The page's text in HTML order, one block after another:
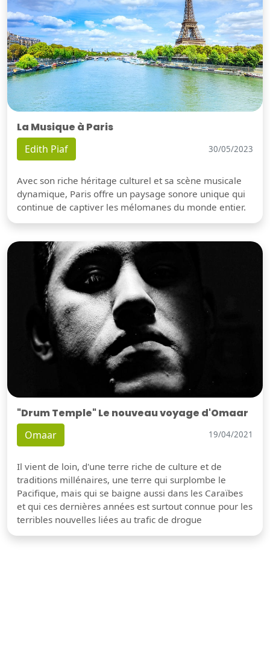
La Musique à Paris
Edith Piaf 30/05/2023
Avec son riche héritage culturel et sa scène musicale
dynamique, Paris offre un paysage sonore unique qui
continue de captiver les mélomanes du monde entier.
"Drum Temple" Le nouveau voyage d'Omaar
Omaar 19/04/2021
Il vient de loin, d'une terre riche de culture et de
traditions millénaires, une terre qui surplombe le
Pacifique, mais qui se baigne aussi dans les Caraïbes
et qui ces dernières années est surtout connue pour les
terribles nouvelles liées au trafic de drogue